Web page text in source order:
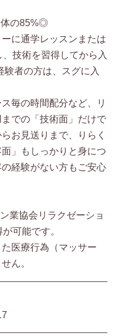
体の85%◎
に通学レッスンまたは
技術を習得してから入
験者の方は、スグに入
毎の時間配分など、リ
での「技術面」だけで
お見送りまで、りらく
」もしっかりと身につ
経験がない方もご安心
業協会リラクゼーショ
可能です。
医療行為（マッサー
ん。